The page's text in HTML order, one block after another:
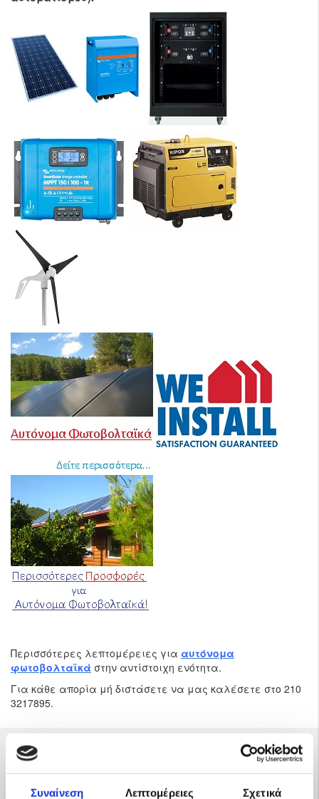
Συναίνεση Λεπτομέρειες Σχετικά
Περισσότερες λεπτομέρειες για αυτόνομα
φωτοβολταϊκά στην αντίστοιχη ενότητα.
Για κάθε απορία μή διστάσετε να μας καλέσετε στο 210
3217895.